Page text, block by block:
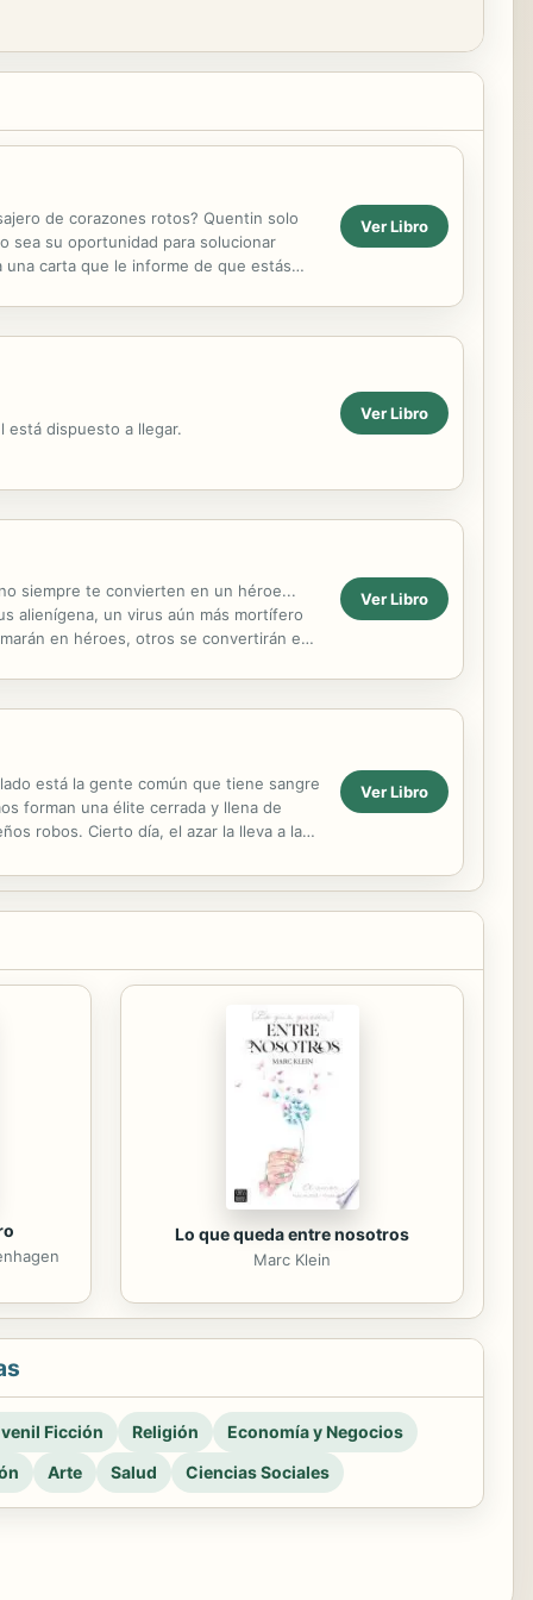
de corazones rotos? Quentin solo
sea su oportunidad para solucionar
carta que le informe de que estás
Ver Libro
está dispuesto a llegar.
Ver Libro
siempre te convierten en un héroe...
alienígena, un virus aún más mortífero
en héroes, otros se convertirán en
Ver Libro
está la gente común que tiene sangre
forman una élite cerrada y llena de
robos. Cierto día, el azar la lleva a la
Ver Libro
Lo que queda entre nosotros
Marc Klein
Ficción Religión
Economía y Negocios
Arte Salud Ciencias Sociales